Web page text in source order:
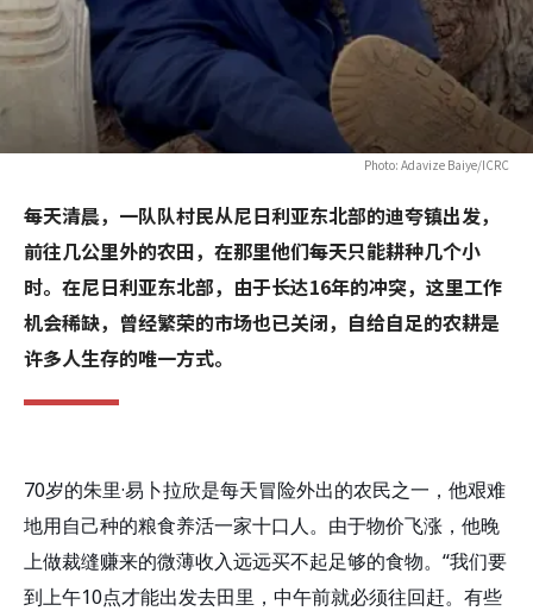
Photo: Adavize Baiye/ICRC
每天清晨，一队队村民从尼日利亚东北部的迪夸镇出发，
前往几公里外的农田，在那里他们每天只能耕种几个小
时。在尼日利亚东北部，由于长达16年的冲突，这里工作
机会稀缺，曾经繁荣的市场也已关闭，自给自足的农耕是
许多人生存的唯一方式。
70岁的朱里·易卜拉欣是每天冒险外出的农民之一，他艰难
地用自己种的粮食养活一家十口人。由于物价飞涨，他晚
上做裁缝赚来的微薄收入远远买不起足够的食物。“我们要
到上午10点才能出发去田里，中午前就必须往回赶。有些